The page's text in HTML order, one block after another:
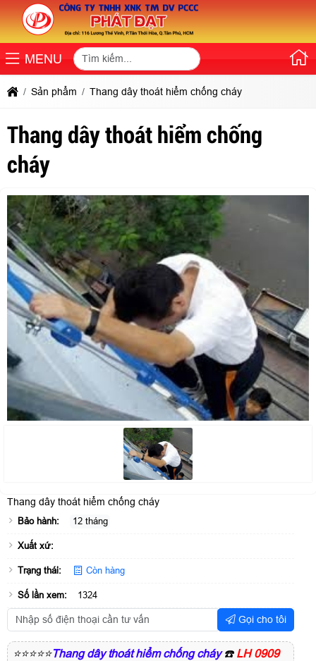
MENU
Sản phẩm Thang dây thoát hiểm chống cháy
Thang dây thoát hiểm chống
cháy
Thang dây thoát hiểm chống cháy
Bảo hành: 12 tháng
Xuất xứ:
Trạng thái: Còn hàng
Số lần xem: 1324
Gọi cho tôi
⭐⭐⭐⭐⭐Thang dây thoát hiểm chống cháy☎️ LH 0909